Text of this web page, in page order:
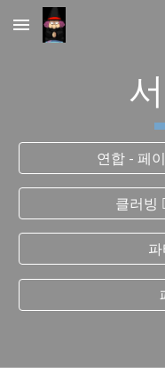
Skip to main content
연합 - 페
클러빙